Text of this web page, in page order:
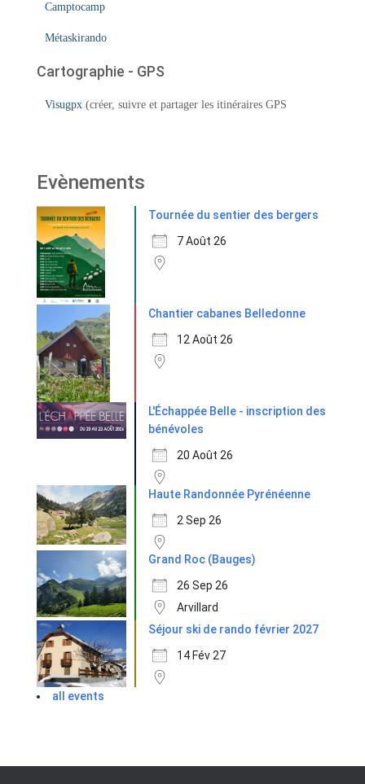
Camptocamp
Métaskirando
Cartographie - GPS
Visugpx (créer, suivre et partager les itinéraires GPS
Evènements
Tournée du sentier des bergers
7 Août 26
Chantier cabanes Belledonne
12 Août 26
L'Échappée Belle - inscription des
bénévoles
20 Août 26
Haute Randonnée Pyrénéenne
2 Sep 26
Grand Roc (Bauges)
26 Sep 26
Arvillard
Séjour ski de rando février 2027
14 Fév 27
all events